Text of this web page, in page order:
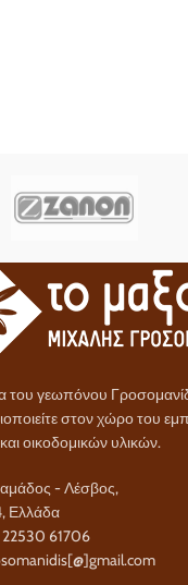
του γεωπόνου
στον χώρο του
οικοδομικών υλικών.
- Λέσβος,
Ελλάδα
22530 61706